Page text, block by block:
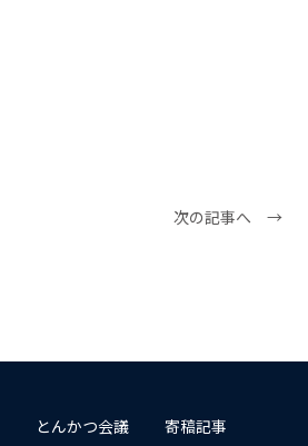
次の記事へ →
とんかつ会議 寄稿記事